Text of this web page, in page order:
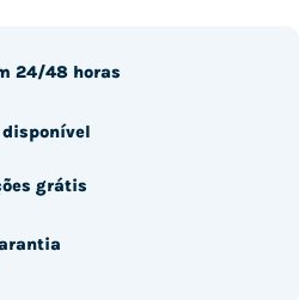
24/48 horas
grátis